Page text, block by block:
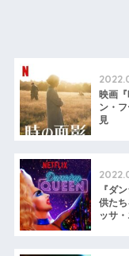
映画
ン・
見
『ダ
供た
ッサ